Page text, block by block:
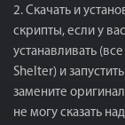
2. Скачать и
скрипты, если у
устанавливать
Shelter) и
замените
не могу сказать